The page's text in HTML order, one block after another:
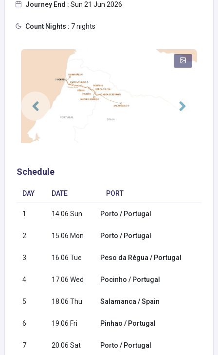
Journey End : Sun 21 Jun 2026
Count Nights : 7 nights
Schedule
DAY DATE PORT
1 14.06 Sun Porto / Portugal
2 15.06 Mon Porto / Portugal
3 16.06 Tue Peso da Régua / Portugal
4 17.06 Wed Pocinho / Portugal
5 18.06 Thu Salamanca / Spain
6 19.06 Fri Pinhao / Portugal
7 20.06 Sat Porto / Portugal